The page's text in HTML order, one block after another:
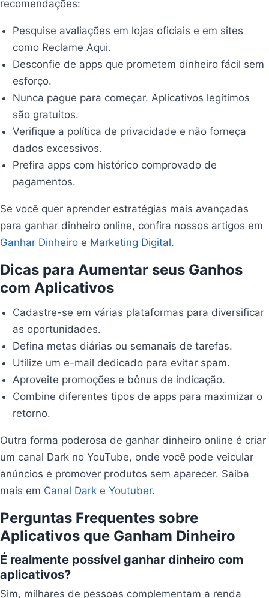
recomendações:
Pesquise avaliações em lojas oficiais e em sites
como Reclame Aqui.
Desconfie de apps que prometem dinheiro fácil sem
esforço.
Nunca pague para começar. Aplicativos legítimos
são gratuitos.
Verifique a política de privacidade e não forneça
dados excessivos.
Prefira apps com histórico comprovado de
pagamentos.
Se você quer aprender estratégias mais avançadas
para ganhar dinheiro online, confira nossos artigos em
Ganhar Dinheiro e Marketing Digital.
Dicas para Aumentar seus Ganhos
com Aplicativos
Cadastre-se em várias plataformas para diversificar
as oportunidades.
Defina metas diárias ou semanais de tarefas.
Utilize um e-mail dedicado para evitar spam.
Aproveite promoções e bônus de indicação.
Combine diferentes tipos de apps para maximizar o
retorno.
Outra forma poderosa de ganhar dinheiro online é criar
um canal Dark no YouTube, onde você pode veicular
anúncios e promover produtos sem aparecer. Saiba
mais em Canal Dark e Youtuber.
Perguntas Frequentes sobre
Aplicativos que Ganham Dinheiro
É realmente possível ganhar dinheiro com
aplicativos?
Sim, milhares de pessoas complementam a renda